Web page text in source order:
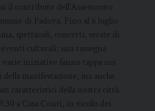
il contributo dell’Assessorato
di Padova. Fino al 6 luglio
spettacoli, concerti, serate di
culturali; una rassegna
iniziative fanno tappa nei
manifestazione, ma anche
caratteristici della nostra città.
a Casa Conti, in vicolo dei